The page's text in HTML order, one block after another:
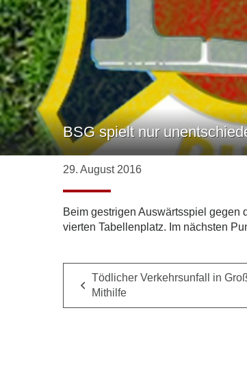
BSG spielt nur
29. August 2016
Beim gestrigen Auswärtsspiel gegen
vierten Tabellenplatz. Im nächsten
Tödlicher Verkehrsunfall in
Mithilfe